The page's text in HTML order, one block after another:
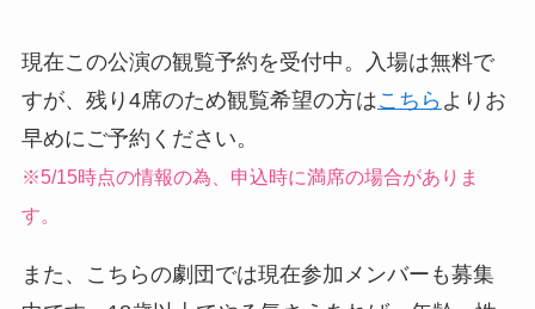
現在この公演の観覧予約を受付中。入場は無料で
すが、残り4席のため観覧希望の方はこちら よりお
早めにご予約ください。
※5/15時点の情報の為、申込時に満席の場合がありま
す。
また、こちらの劇団では現在参加メンバーも募集